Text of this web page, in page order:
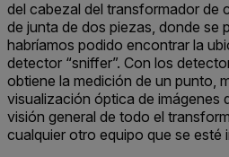
del cabezal del transformador de
de junta de dos piezas, donde se
habríamos podido encontrar la
detector “sniffer”. Con los
obtiene la medición de un punto,
visualización óptica de imágenes
visión general de todo el
cualquier otro equipo que se esté